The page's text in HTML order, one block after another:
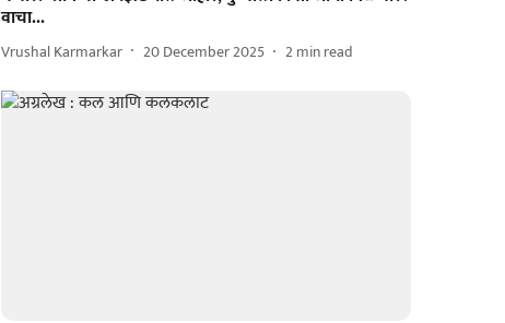
वाचा...
Vrushal Karmarkar 20 December 2025 2min read